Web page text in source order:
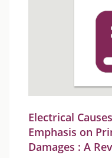
Electrical
Emphasis on
Damages : A